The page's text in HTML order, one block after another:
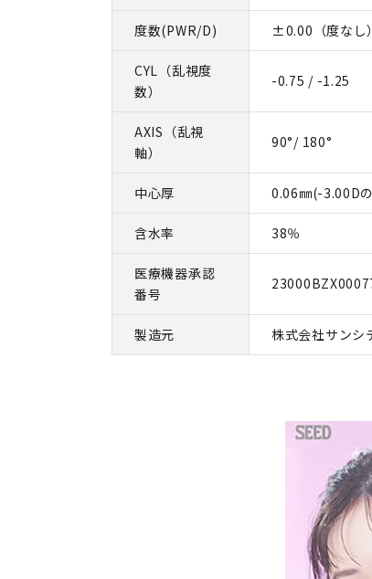
度数(PWR/D) ±0.00（度なし
CYL（乱視度
数）
-0.75 / -1.25
AXIS（乱視
軸）
90°/ 180°
中心厚 0.06㎜(-3.00D
含水率 38％
医療機器承認
番号
製造元 株式会社サンシ